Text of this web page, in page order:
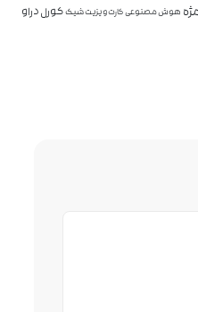
هوش مصنوعیکارت ویزیت شیککورل دراو